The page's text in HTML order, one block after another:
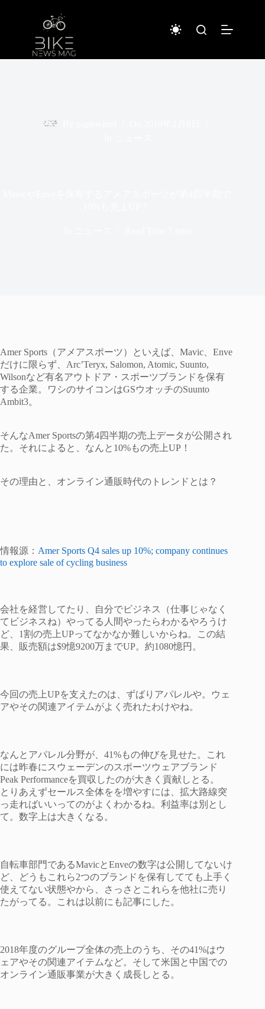
Amer Sports（アメアスポーツ）といえば、Mavic、Enve
だけに限らず、Arc’Teryx, Salomon, Atomic, Suunto,
Wilsonなど有名アウトドア・スポーツブランドを保有
する企業。ワシのサイコンはGSウオッチのSuunto
Ambit3。
そんなAmer Sportsの第4四半期の売上データが公開され
た。それによると、なんと10%もの売上UP！
その理由と、オンライン通販時代のトレンドとは？
情報源： Amer Sports Q4 sales up 10%; company continues
to explore sale of cycling business
会社を経営してたり、自分でビジネス（仕事じゃなく
てビジネスね）やってる人間やったらわかるやろうけ
ど、1割の売上UPってなかなか難しいからね。この結
果、販売額は$9憶9200万までUP。約1080憶円。
今回の売上UPを支えたのは、ずばりアパレルや。ウェ
アやその関連アイテムがよく売れたわけやね。
なんとアパレル分野が、41%もの伸びを見せた。これ
には昨春にスウェーデンのスポーツウェアブランド
Peak Performanceを買収したのが大きく貢献しとる。
とりあえずセールス全体をを増やすには、拡大路線突
っ走ればいいってのがよくわかるね。利益率は別とし
て。数字上は大きくなる。
自転車部門であるMavicとEnveの数字は公開してないけ
ど、どうもこれら2つのブランドを保有してても上手く
使えてない状態やから、さっさとこれらを他社に売り
たがってる。これは以前にも記事にした。
2018年度のグループ全体の売上のうち、その41%はウ
ェアやその関連アイテムなど。そして米国と中国での
オンライン通販事業が大きく成長しとる。